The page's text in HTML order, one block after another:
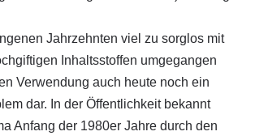
Jahrzehnten viel zu sorglos mit
Inhaltsstoffen umgegangen
Verwendung auch heute noch ein
dar. In der Öffentlichkeit bekannt
Anfang der 1980er Jahre durch den